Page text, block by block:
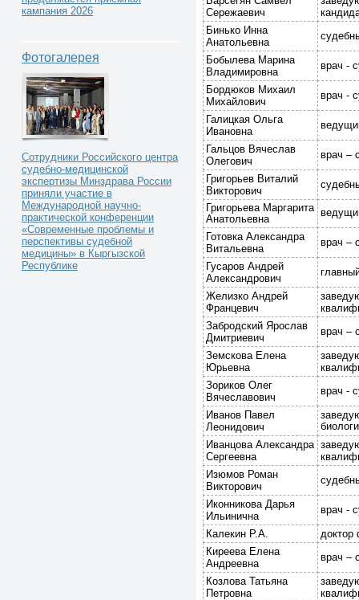
кампания 2026
Фотогалерея
Сотрудники Российского центра
судебно-медицинской
экспертизы Минздрава России
приняли участие в
Международной научно-
практической конференции
«Современные проблемы и
перспективы судебной
медицины» в Кыргызской
Республике
Сережаевич
Бинько Инна
Анатольевна
Бобылева Марина
Владимировна
врач -
Бордюков Михаил
Михайлович
врач -
Галицкая Ольга
Ивановна
Гальцов Вячеслав
Олегович
врач –
Григорьев Виталий
Викторович
Григорьева Маргарита
Анатольевна
Готовка Александра
Витальевна
врач –
Гусаров Андрей
Александрович
Желизко Андрей
Францевич
Забродский Ярослав
Дмитриевич
врач –
Земскова Елена
Юрьевна
Зориков Олег
Вячеславович
врач -
Иванов Павел
Леонидович
Иванцова Александра
Сергеевна
Изюмов Роман
Викторович
Иконникова Дарья
Ильинична
врач -
Калекин Р.А.
доктор
Киреева Елена
Андреевна
врач –
Козлова Татьяна
Петровна